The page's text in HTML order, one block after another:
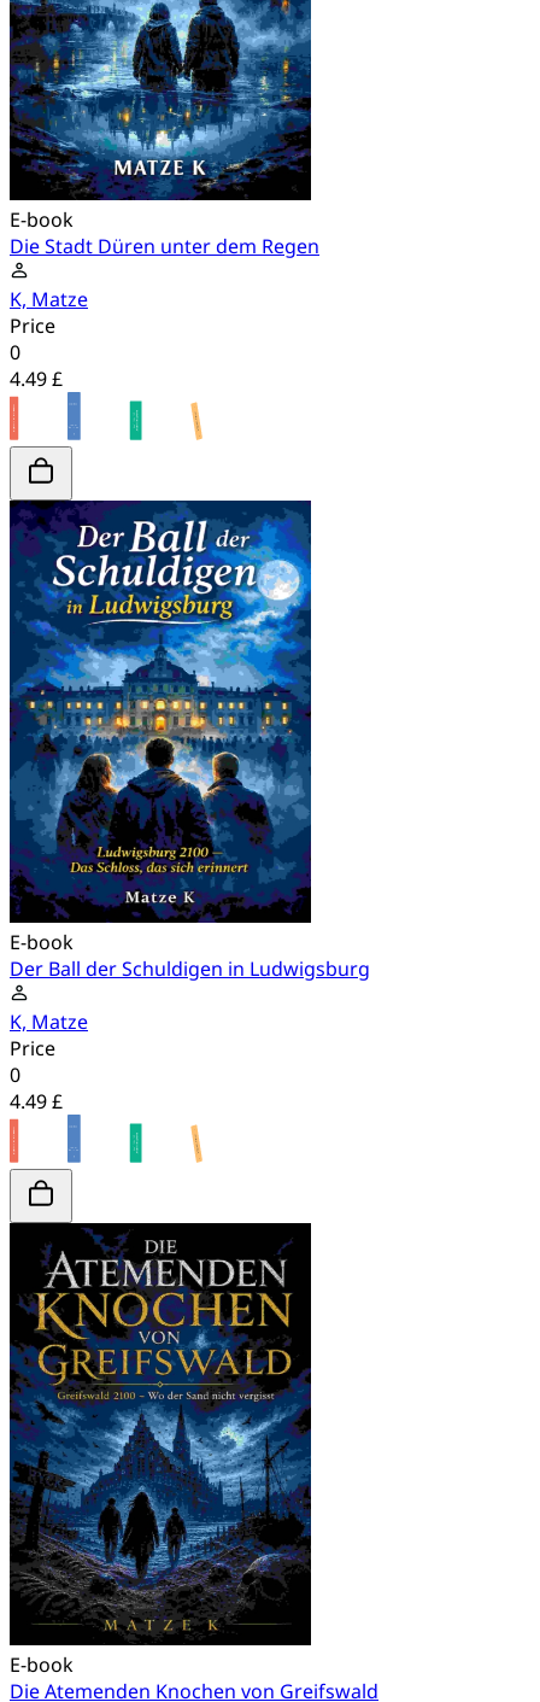
E-book
Die Stadt Düren unter dem Regen
K, Matze
Price
0
4.49 £
E-book
Der Ball der Schuldigen in Ludwigsburg
K, Matze
Price
0
4.49 £
E-book
Die Atemenden Knochen von Greifswald